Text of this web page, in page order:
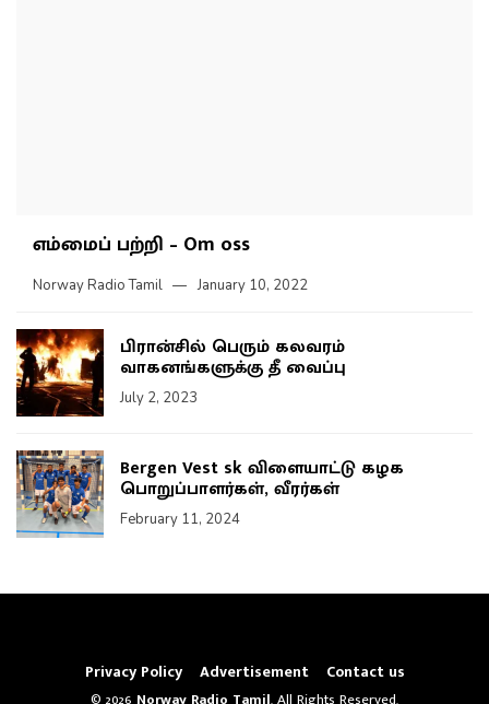
எம்மைப் பற்றி – Om oss
Norway Radio Tamil January 10, 2022
பிரான்சில் பெரும் கலவரம்
வாகனங்களுக்கு தீ வைப்பு
July 2, 2023
Bergen Vest sk விளையாட்டு கழக
பொறுப்பாளர்கள், வீரர்கள்
February 11, 2024
Privacy Policy Advertisement Contact us